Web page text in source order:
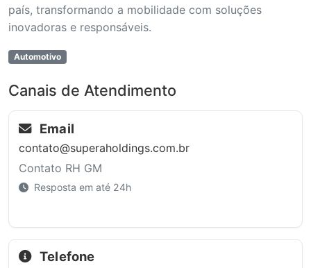
país, transformando a mobilidade com soluções
inovadoras e responsáveis.
Automotivo
Canais de Atendimento
Email
contato@superaholdings.com.br
Contato RH GM
Resposta em até 24h
Telefone